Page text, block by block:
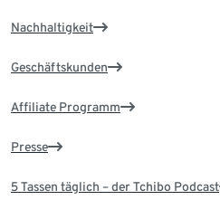
Nachhaltigkeit
Geschäftskunden
Affiliate Programm
Presse
5 Tassen täglich – der Tchibo Podcast